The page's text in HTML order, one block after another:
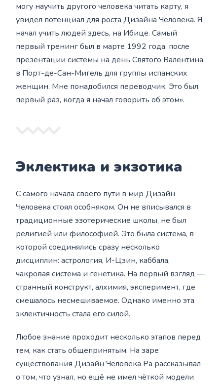
могу научить другого человека читать карту, я
увидел потенциал для роста Дизайна Человека. Я
начал учить людей здесь, на Ибице. Самый
первый тренинг был в марте 1992 года, после
презентации системы на день Святого Валентина,
в Порт-де-Сан-Мигель для группы испанских
женщин. Мне понадобился переводчик. Это был
первый раз, когда я начал говорить об этом».
Эклектика и экзотика
С самого начала своего пути в мир Дизайн
Человека стоял особняком. Он не вписывался в
традиционные эзотерические школы, не был
религией или философией. Это была система, в
которой соединялись сразу несколько
дисциплин: астрология, И-Цзин, каббала,
чакровая система и генетика. На первый взгляд —
странный конструкт, алхимия, эксперимент, где
смешалось несмешиваемое. Однако именно эта
эклектичность стала его силой.
Любое знание проходит несколько этапов перед
тем, как стать общепринятым. На заре
существования Дизайн Человека Ра рассказывал
о том, что узнал, но ещё не имел чёткой модели